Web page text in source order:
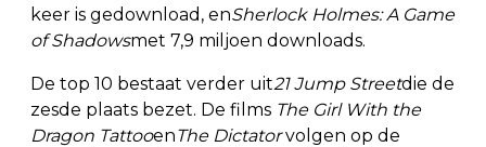
keer is gedownload, enSherlock Holmes: A Game
of Shadowsmet 7,9 miljoen downloads.
De top 10 bestaat verder uit21 Jump Streetdie de
zesde plaats bezet. De films The Girl With the
Dragon TattooenThe Dictatorvolgen op de